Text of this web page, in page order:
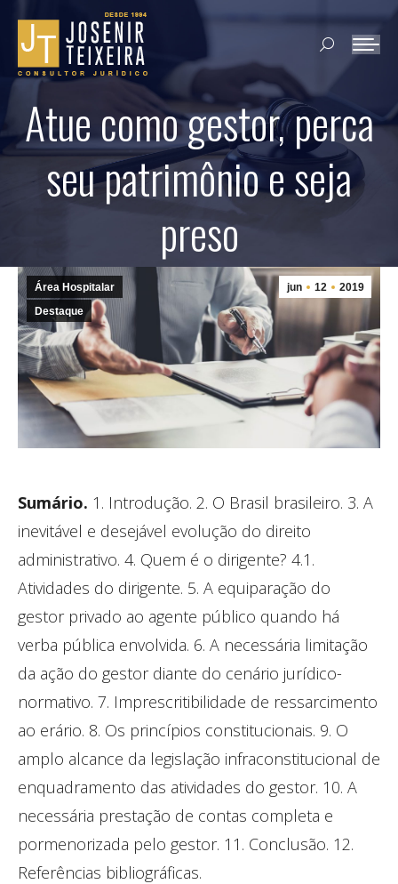
Search:
Atue como gestor, perca
seu patrimônio e seja
preso
jun 12 2019
Área Hospitalar
Destaque
Sumário. 1. Introdução. 2. O Brasil brasileiro. 3. A
inevitável e desejável evolução do direito
administrativo. 4. Quem é o dirigente? 4.1.
Atividades do dirigente. 5. A equiparação do
gestor privado ao agente público quando há
verba pública envolvida. 6. A necessária limitação
da ação do gestor diante do cenário jurídico-
normativo. 7. Imprescritibilidade de ressarcimento
ao erário. 8. Os princípios constitucionais. 9. O
amplo alcance da legislação infraconstitucional de
enquadramento das atividades do gestor. 10. A
necessária prestação de contas completa e
pormenorizada pelo gestor. 11. Conclusão. 12.
Referências bibliográficas.